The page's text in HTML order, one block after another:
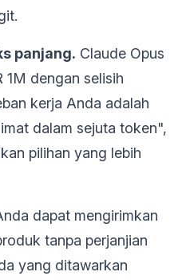
panjang. Claude Opus
1M dengan selisih
kerja Anda adalah
dalam sejuta token",
pilihan yang lebih
dapat mengirimkan
tanpa perjanjian
yang ditawarkan